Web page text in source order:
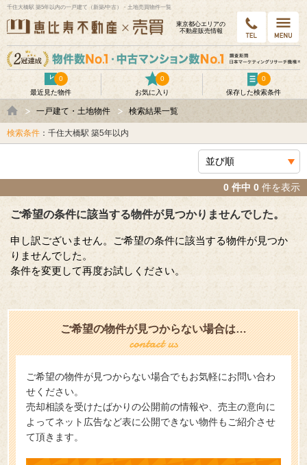
千住大橋駅 築5年以内の一戸建て（新築/中古）・土地売買物件一覧
東京都⼼エリアの
不動産販売情報
最近見た物件
0
お気に入り
0
保存した検索条件
0
一戸建て・土地物件 検索結果一覧
検索条件 ：千住大橋駅 築5年以内
0 件中 0 件を表示
ご希望の条件に該当する物件が見つかりませんでした。
申し訳ございません。ご希望の条件に該当する物件が見つか
りませんでした。
条件を変更して再度お試しください。
ご希望の物件が見つからない場合は…
ご希望の物件が見つからない場合でもお気軽にお問い合わ
せください。
売却相談を受けたばかりの公開前の情報や、売主の意向に
よってネット広告など表に公開できない物件もご紹介させ
て頂きます。